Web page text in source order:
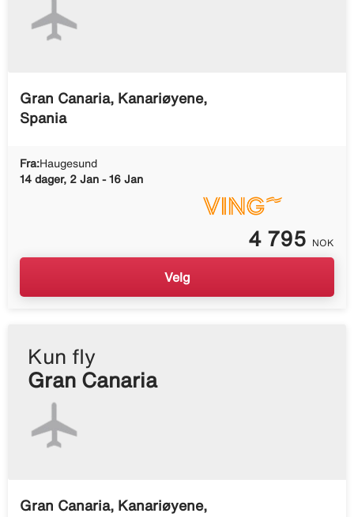
Gran Canaria, Kanariøyene,
Spania
Fra:Haugesund
14 dager, 2 Jan - 16 Jan
4 795 NOK
Velg
Kun fly
Gran Canaria
Gran Canaria, Kanariøyene,